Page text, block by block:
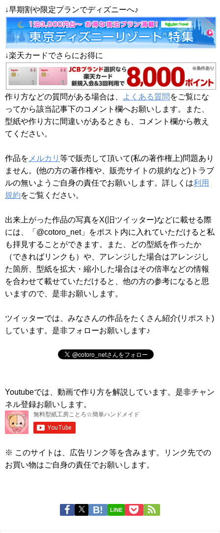
↓早期割や限定プランでディズニーへ♪
↓楽天カードでさらにお得に
作り方などの質問がある場合は、 よくある質問 をご覧にな
ってから該当記事下のコメント欄へお願いします。また、
型紙や作り方に間違いがあるときも、コメント欄から教え
てください。
作品を メルカリ 等で販売して頂いて(私の著作権上)問題あり
ません。(他の方の著作権や、販売サイトの規約など)トラブ
ルの無いようご自身の責任でお願いします。詳しくは利用
規約をご覧ください。
出来上がった作品の写真をX(旧ツイッター)などに載せる際
には、「@cotoro_net」をポスト内に入れていただけると私
も拝見することができます。また、どの型紙を作ったか
（できればリンクも）や、アレンジした場合はアレンジし
た箇所、型紙を拡大・縮小した場合はその倍率などの情報
を合わせて載せていただけると、他の方の参考になると思
いますので、是非お願いします。
ツイッターでは、みなさんの作品をたくさん紹介(リポスト)
しています。是非フォローお願いします♪
Youtubeでは、動画で作り方を解説しています。是非チャン
ネル登録お願いします。
※ このサイトは、広告リンク等を含みます。リンク先での
お買い物はご自身の責任でお願いします。
LINE